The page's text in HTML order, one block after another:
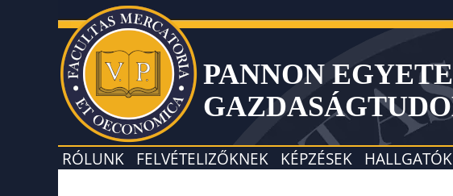
PANNON
RÓLUNK FELVÉTELIZŐKNEK KÉPZÉSEK